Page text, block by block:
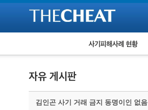
피해사례 현황
보이스피싱 피해사례
김인곤 사기 거래 금지 동명이인 없음